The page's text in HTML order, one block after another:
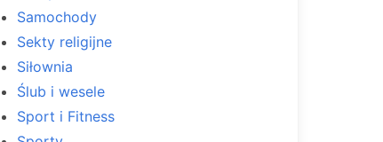
Samochody
Sekty religijne
Siłownia
Ślub i wesele
Sport i Fitness